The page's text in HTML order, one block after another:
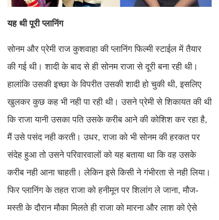
यह थी पूरी प्लानिंग
सोनम और प्रेमी राज कुशवाहा की प्लानिंग फिल्मी स्टाईल में तैयार
की गई थी। शादी के बाद से ही सोनम राजा से दूरी बना रही थी।
हालांकि उसकी इच्छा के विपरीत उसकी शादी हो चुकी थी, इसलिए
खुलकर कुछ कह भी नही पा रही थी। उसने प्रेमी से शिकायत की थी
कि राजा यानी उसका पति उसके करीब आने की कोशिश कर रहा है,
मैं उसे पसंद नही करती। उधर, राजा को भी सोनम की हरकत पर
संदेह हुआ तो उसने परिवारवालों को यह बताया था कि वह उसके
करीब नही आना चाहती। लेकिन इसे किसी ने गंभीरता से नही लिया।
फिर प्लानिंग के तहत राजा को हनीमून पर शिलांग ले जाना, मौज-
मस्ती के दौरान मौका मिलते ही राजा को मारना और लाश को ऐसे